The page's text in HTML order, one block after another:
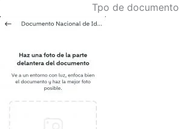
Tpo de documento